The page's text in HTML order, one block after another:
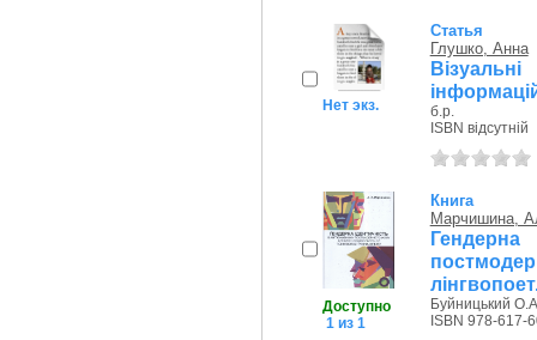
Нет экз.
Статья
Глушко, Анна
б.р.
ISBN відсутній
Доступно
1 из 1
Книга
Марчишина,
Буйницький
ISBN 978-617-